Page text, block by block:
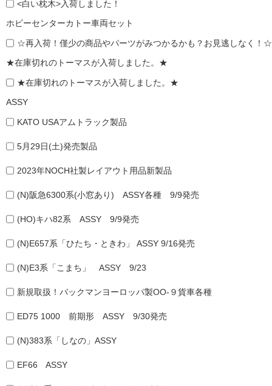
<白い枕木>入荷しました！
ホビーセンターカトー車両セット
☆再入荷！僅少の商品やパーツがみつかるかも？お見逃しなく！☆
★在庫切れのトーマスが入荷しました。★
★在庫切れのトーマスが入荷しました。★
ASSY
KATO USAアムトラック製品
5月29日(土)発売製品
2023年NOCH社製レイアウト用品新製品
(N)阪急6300系(小窓あり) ASSY各種 9/9発売
(HO)キハ82系 ASSY 9/9発売
(N)E657系「ひたち・ときわ」 ASSY 9/16発売
(N)E3系「こまち」 ASSY 9/23
新規取扱！バックマンヨーロッパ製OO-９貨車各種
ED75 1000 前期形 ASSY 9/30発売
(N)383系「しなの」ASSY
EF66 ASSY